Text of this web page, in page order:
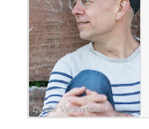
Quelle: Veranstalter